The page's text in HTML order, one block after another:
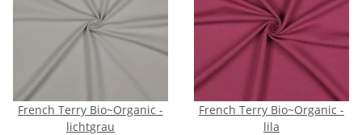
French Terry Bio~Organic -
lichtgrau
French Terry Bio~Organic -
lila